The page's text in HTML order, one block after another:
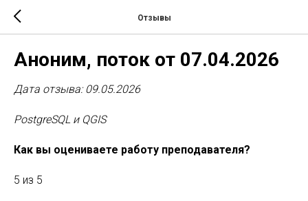
Отзывы
Аноним, поток от 07.04.2026
Дата отзыва: 09.05.2026
PostgreSQL и QGIS
Как вы оцениваете работу преподавателя?
5 из 5